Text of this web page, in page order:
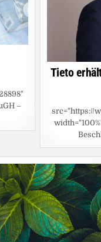
–
Tieto
src="https://